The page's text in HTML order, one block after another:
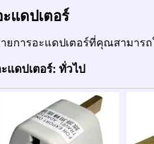
ะแดปเตอร์
ยการอะแดปเตอร์ที่คุณสามาร
แดปเตอร์: ทั่วไป